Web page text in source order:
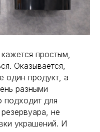
простым,
Оказывается,
один продукт, а
разными
подходит для
не
украшений. И